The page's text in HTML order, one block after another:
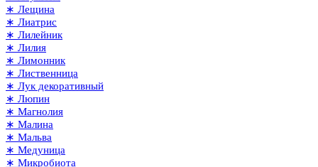
∗ Лещина
∗ Лиатрис
∗ Лилейник
∗ Лилия
∗ Лимонник
∗ Лиственница
∗ Лук декоративный
∗ Люпин
∗ Магнолия
∗ Малина
∗ Мальва
∗ Медуница
∗ Микробиота